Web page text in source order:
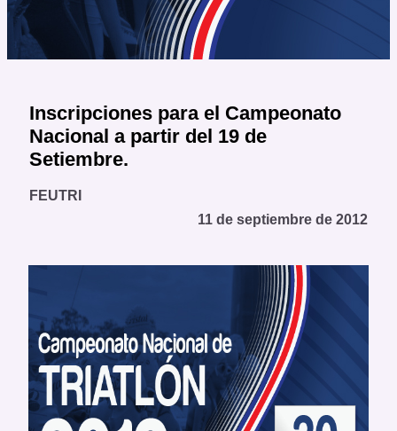
Inscripciones para el Campeonato
Nacional a partir del 19 de
Setiembre.
FEUTRI
11 de septiembre de 2012